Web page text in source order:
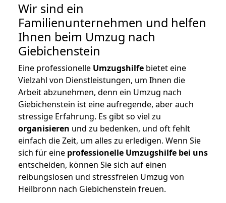
Wir sind ein
Familienunternehmen und helfen
Ihnen beim Umzug nach
Giebichenstein
Eine professionelle Umzugshilfe bietet eine
Vielzahl von Dienstleistungen, um Ihnen die
Arbeit abzunehmen, denn ein Umzug nach
Giebichenstein ist eine aufregende, aber auch
stressige Erfahrung. Es gibt so viel zu
organisieren und zu bedenken, und oft fehlt
einfach die Zeit, um alles zu erledigen. Wenn Sie
sich für eine professionelle Umzugshilfe bei uns
entscheiden, können Sie sich auf einen
reibungslosen und stressfreien Umzug von
Heilbronn nach Giebichenstein freuen.